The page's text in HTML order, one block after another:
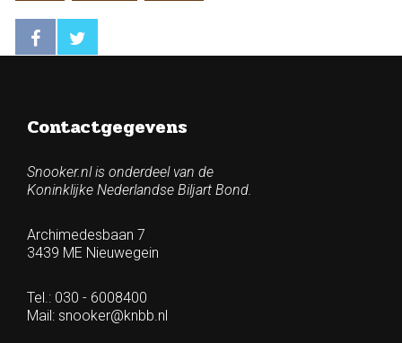
Contactgegevens
Snooker.nl is onderdeel van de
Koninklijke Nederlandse Biljart Bond.
Archimedesbaan 7
3439 ME Nieuwegein
Tel.: 030 - 6008400
Mail: snooker@knbb.nl